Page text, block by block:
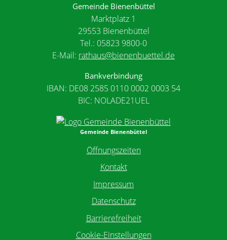
Gemeinde Bienenbüttel
Marktplatz 1
29553 Bienenbüttel
Tel.: 05823 9800-0
E-Mail: rathaus@bienenbuettel.de
Bankverbindung
IBAN: DE08 2585 0110 0002 0003 54
BIC: NOLADE21UEL
Gemeinde Bienenbüttel
Öffnungszeiten
Kontakt
Impressum
Datenschutz
Barrierefreiheit
Cookie-Einstellungen